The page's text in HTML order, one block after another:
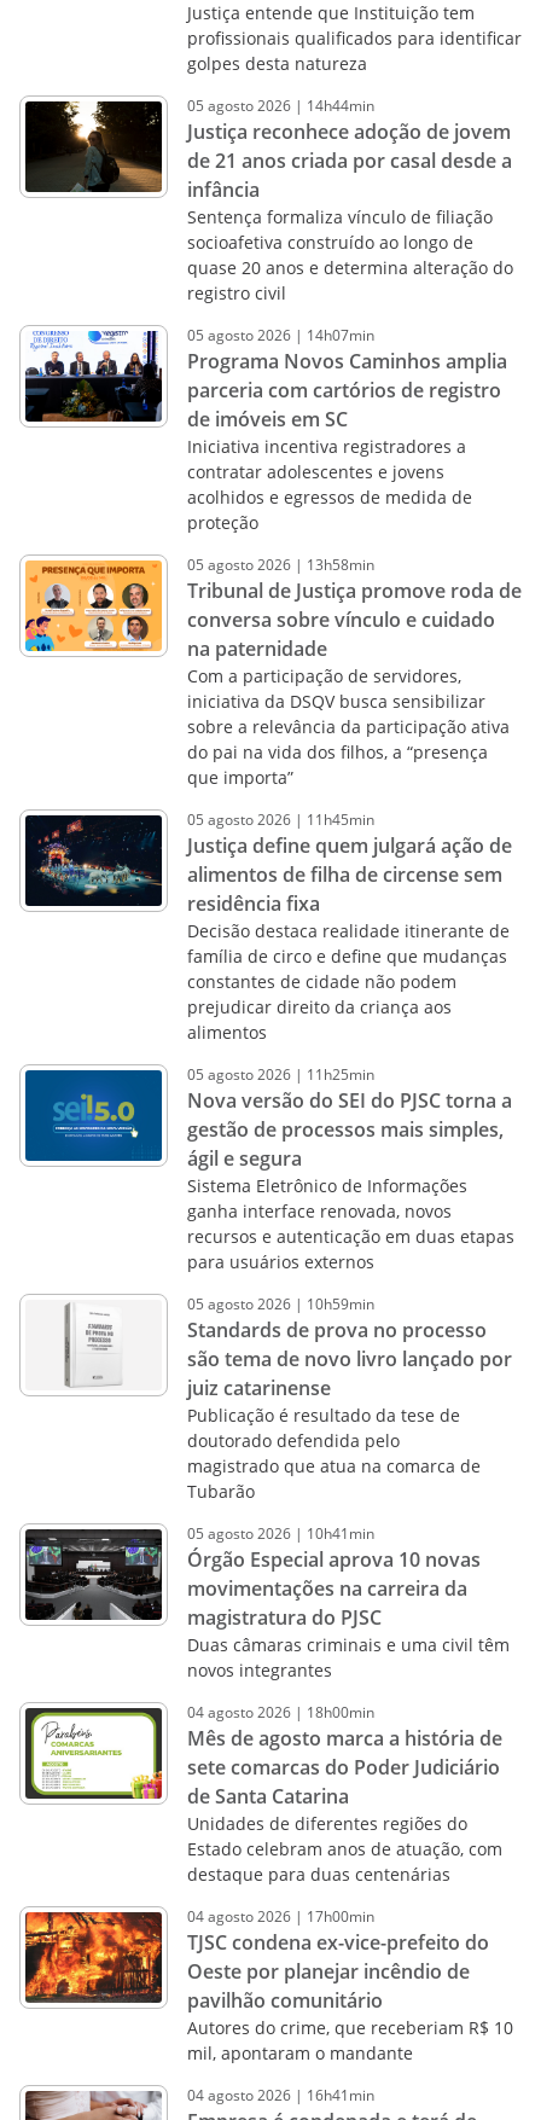
Justiça entende que Instituição tem
profissionais qualificados para identificar
golpes desta natureza
05 agosto2026 | 14h44min
Justiça reconhece adoção de jovem
de 21 anos criada por casal desde a
infância
Sentença formaliza vínculo de filiação
socioafetiva construído ao longo de
quase 20 anos e determina alteração do
registro civil
05 agosto2026 | 14h07min
Programa Novos Caminhos amplia
parceria com cartórios de registro
de imóveis em SC
Iniciativa incentiva registradores a
contratar adolescentes e jovens
acolhidos e egressos de medida de
proteção
05 agosto2026 | 13h58min
Tribunal de Justiça promove roda de
conversa sobre vínculo e cuidado
na paternidade
Com a participação de servidores,
iniciativa da DSQV busca sensibilizar
sobre a relevância da participação ativa
do pai na vida dos filhos, a “presença
que importa”
05 agosto2026 | 11h45min
Justiça define quem julgará ação de
alimentos de filha de circense sem
residência fixa
Decisão destaca realidade itinerante de
família de circo e define que mudanças
constantes de cidade não podem
prejudicar direito da criança aos
alimentos
05 agosto2026 | 11h25min
Nova versão do SEI do PJSC torna a
gestão de processos mais simples,
ágil e segura
Sistema Eletrônico de Informações
ganha interface renovada, novos
recursos e autenticação em duas etapas
para usuários externos
05 agosto2026 | 10h59min
Standards de prova no processo
são tema de novo livro lançado por
juiz catarinense
Publicação é resultado da tese de
doutorado defendida pelo
magistrado que atua na comarca de
Tubarão
05 agosto2026 | 10h41min
Órgão Especial aprova 10 novas
movimentações na carreira da
magistratura do PJSC
Duas câmaras criminais e uma civil têm
novos integrantes
04agosto2026 | 18h00min
Mês de agosto marca a história de
sete comarcas do Poder Judiciário
de Santa Catarina
Unidades de diferentes regiões do
Estado celebram anos de atuação, com
destaque para duas centenárias
04agosto2026 | 17h00min
TJSC condena ex-vice-prefeito do
Oeste por planejar incêndio de
pavilhão comunitário
Autores do crime, que receberiam R$ 10
mil, apontaram o mandante
04agosto2026 | 16h41min